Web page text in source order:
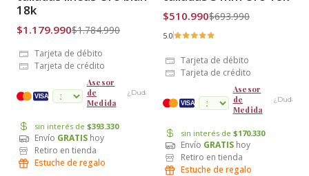
18k
$1.179.990$1.784.990
Tarjeta de débito
Tarjeta de crédito
VISA
Asesor
de
Medida
¿Dudas? cuotas
sin interés de $393.330
Envío GRATIS hoy
Retiro en tienda
Estuche de regalo
$510.990$693.990
5.0
Tarjeta de débito
Tarjeta de crédito
VISA
Asesor
de
Medida
¿Dudas?
sin interés de $170.330
Envío GRATIS hoy
Retiro en tienda
Estuche de regalo